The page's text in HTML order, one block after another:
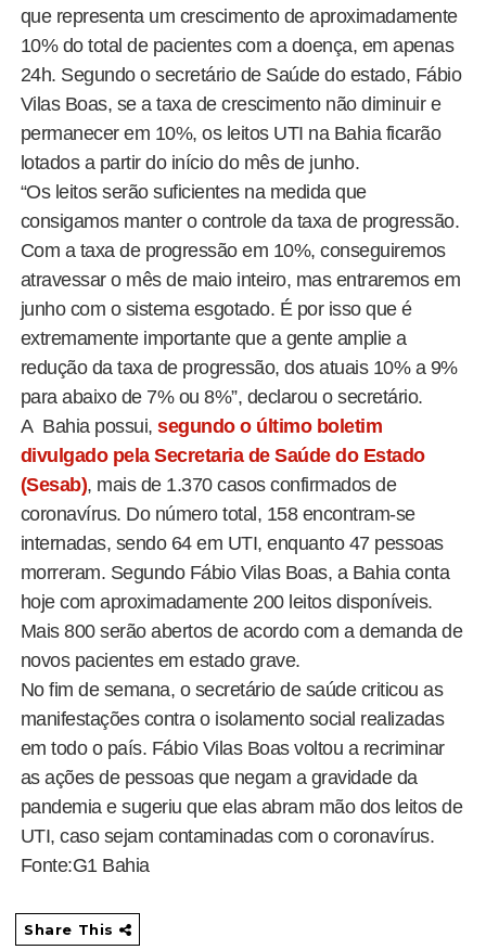
que representa um crescimento de aproximadamente
10% do total de pacientes com a doença, em apenas
24h. Segundo o secretário de Saúde do estado, Fábio
Vilas Boas, se a taxa de crescimento não diminuir e
permanecer em 10%, os leitos UTI na Bahia ficarão
lotados a partir do início do mês de junho.
“Os leitos serão suficientes na medida que
consigamos manter o controle da taxa de progressão.
Com a taxa de progressão em 10%, conseguiremos
atravessar o mês de maio inteiro, mas entraremos em
junho com o sistema esgotado. É por isso que é
extremamente importante que a gente amplie a
redução da taxa de progressão, dos atuais 10% a 9%
para abaixo de 7% ou 8%”, declarou o secretário.
A Bahia possui,segundo o último boletim
divulgado pela Secretaria de Saúde do Estado
(Sesab), mais de 1.370 casos confirmados de
coronavírus. Do número total, 158 encontram-se
internadas, sendo 64 em UTI, enquanto 47 pessoas
morreram. Segundo Fábio Vilas Boas, a Bahia conta
hoje com aproximadamente 200 leitos disponíveis.
Mais 800 serão abertos de acordo com a demanda de
novos pacientes em estado grave.
No fim de semana, o secretário de saúde criticou as
manifestações contra o isolamento social realizadas
em todo o país. Fábio Vilas Boas voltou a recriminar
as ações de pessoas que negam a gravidade da
pandemia e sugeriu que elas abram mão dos leitos de
UTI, caso sejam contaminadas com o coronavírus.
Fonte:G1 Bahia
Share This